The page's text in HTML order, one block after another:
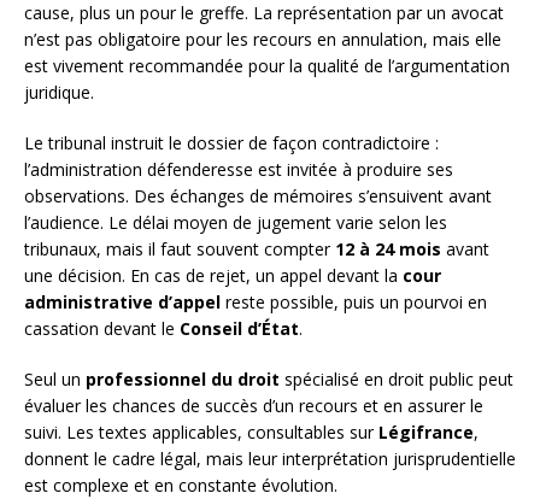
cause, plus un pour le greffe. La représentation par un avocat
n’est pas obligatoire pour les recours en annulation, mais elle
est vivement recommandée pour la qualité de l’argumentation
juridique.
Le tribunal instruit le dossier de façon contradictoire :
l’administration défenderesse est invitée à produire ses
observations. Des échanges de mémoires s’ensuivent avant
l’audience. Le délai moyen de jugement varie selon les
tribunaux, mais il faut souvent compter 12 à 24 mois avant
une décision. En cas de rejet, un appel devant la cour
administrative d’appel reste possible, puis un pourvoi en
cassation devant le Conseil d’État.
Seul un professionnel du droit spécialisé en droit public peut
évaluer les chances de succès d’un recours et en assurer le
suivi. Les textes applicables, consultables sur Légifrance,
donnent le cadre légal, mais leur interprétation jurisprudentielle
est complexe et en constante évolution.